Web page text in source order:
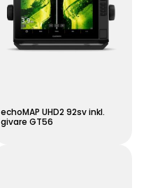
echoMAP UHD2 92sv inkl.
givare GT56